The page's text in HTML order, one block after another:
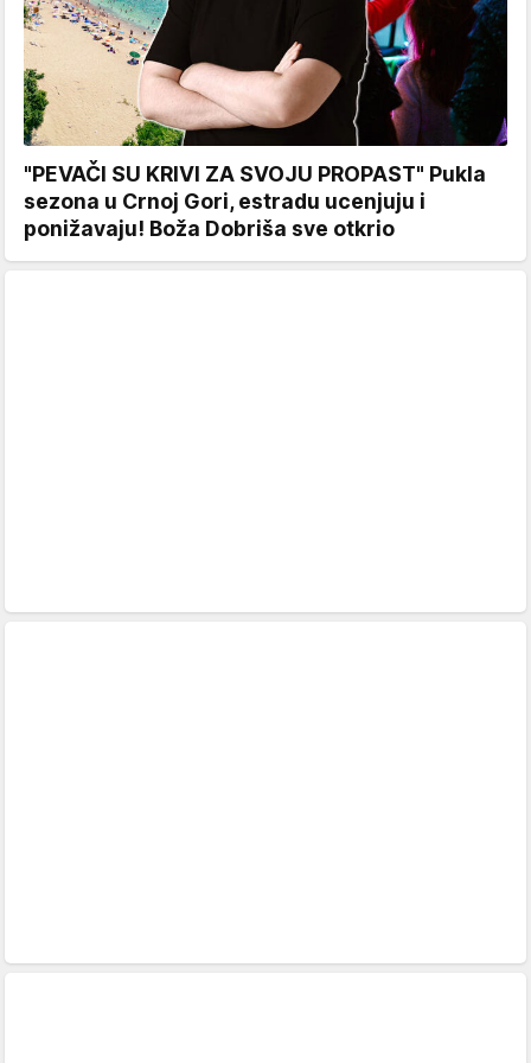
"PEVAČI SU KRIVI ZA SVOJU PROPAST" Pukla
sezona u Crnoj Gori, estradu ucenjuju i
ponižavaju! Boža Dobriša sve otkrio